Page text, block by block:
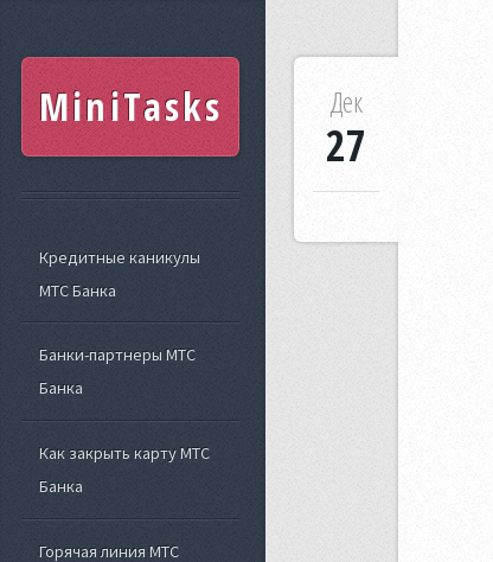
MiniTasks
Кредитные каникулы
МТС Банка
Банки-партнеры МТС
Банка
Как закрыть карту МТС
Банка
Горячая линия МТС
Дек
27